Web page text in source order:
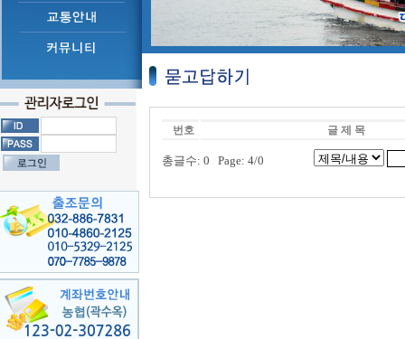
번호 글 제 목
총글수: 0 Page: 4/0